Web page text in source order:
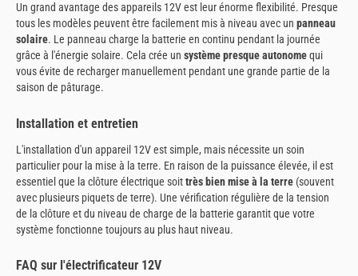
Un grand avantage des appareils 12V est leur énorme flexibilité. Presque
tous les modèles peuvent être facilement mis à niveau avec un panneau
solaire. Le panneau charge la batterie en continu pendant la journée
grâce à l'énergie solaire. Cela crée un système presque autonomequi
vous évite de recharger manuellement pendant une grande partie de la
saison de pâturage.
Installation et entretien
L'installation d'un appareil 12V est simple, mais nécessite un soin
particulier pour la mise à la terre. En raison de la puissance élevée, il est
essentiel que la clôture électrique soittrès bien mise à la terre (souvent
avec plusieurs piquets de terre). Une vérification régulière de la tension
de la clôture et du niveau de charge de la batterie garantit que votre
système fonctionne toujours au plus haut niveau.
FAQ sur l'électrificateur 12V